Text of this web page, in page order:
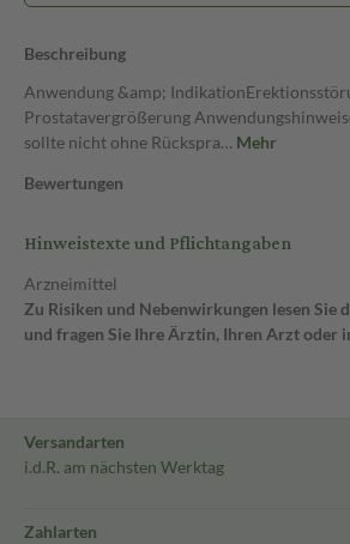
Beschreibung
Anwendung &amp;
Prostatavergrößerung
sollte nicht ohne Rückspra… Mehr
Bewertungen
Hinweistexte und Pflichtangaben
Arzneimittel
Zu Risiken und Nebenwirkungen lesen Sie
und fragen Sie Ihre Ärztin, Ihren Arzt oder
Versandarten
i.d.R. am nächsten Werktag
Zahlarten